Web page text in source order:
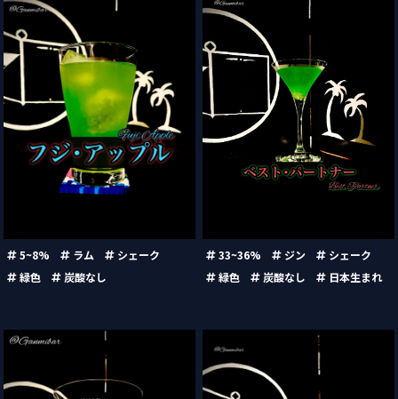
フジ・アップル（Fuji Apple）
5~8% ラム
シェーク
緑色
炭酸なし
ベスト・パートナー（Best
Partner）
33~36% ジン
シェーク
緑色
炭酸なし 日本生まれ
利用規約
プライバシーポリシー
© BarsBeginner All Right Reserved.